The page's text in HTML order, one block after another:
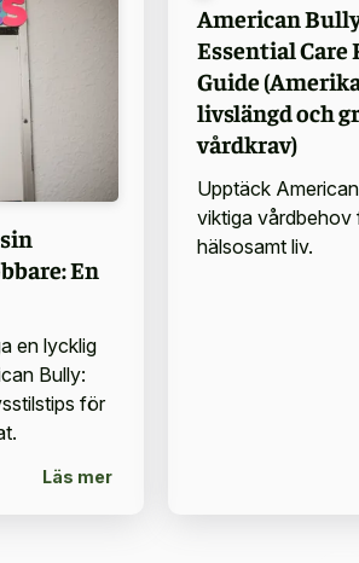
En
en lycklig
Bully:
för
Läs mer
American
Essential
Guide
livslängd och
vårdkrav)
Upptäck
viktiga
hälsosamt liv.